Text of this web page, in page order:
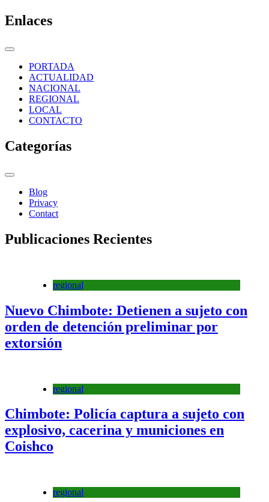
Enlaces
PORTADA
ACTUALIDAD
NACIONAL
REGIONAL
LOCAL
CONTACTO
Categorías
Blog
Privacy
Contact
Publicaciones Recientes
regional
Nuevo Chimbote: Detienen a sujeto con
orden de detención preliminar por
extorsión
regional
Chimbote: Policía captura a sujeto con
explosivo, cacerina y municiones en
Coishco
regional